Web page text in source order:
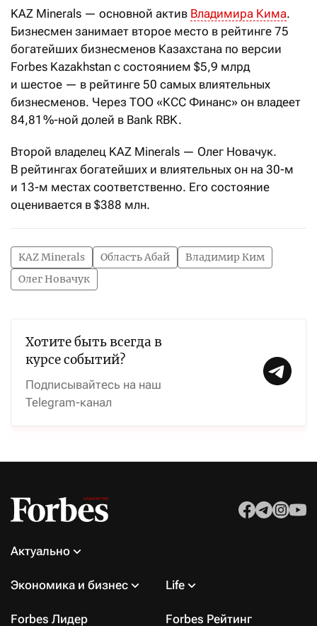
KAZ Minerals — основной актив Владимира Кима.
Бизнесмен занимает второе место в рейтинге 75
богатейших бизнесменов Казахстана по версии
Forbes Kazakhstan с состоянием $5,9 млрд
и шестое — в рейтинге 50 самых влиятельных
бизнесменов. Через ТОО «КСС Финанс» он владеет
84,81 %-ной долей в Bank RBK.
Второй владелец KAZ Minerals — Олег Новачук.
В рейтингах богатейших и влиятельных он на 30-м
и 13-м местах соответственно. Его состояние
оценивается в $388 млн.
KAZ Minerals Область Абай
Владимир Ким
Олег Новачук
Хотите быть всегда в
курсе событий?
Подписывайтесь на наш
Telegram-канал
Актуально
Экономика и бизнес Life
Forbes Лидер Forbes Рейтинг